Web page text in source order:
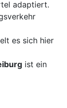
adaptiert.
es sich hier
ist ein